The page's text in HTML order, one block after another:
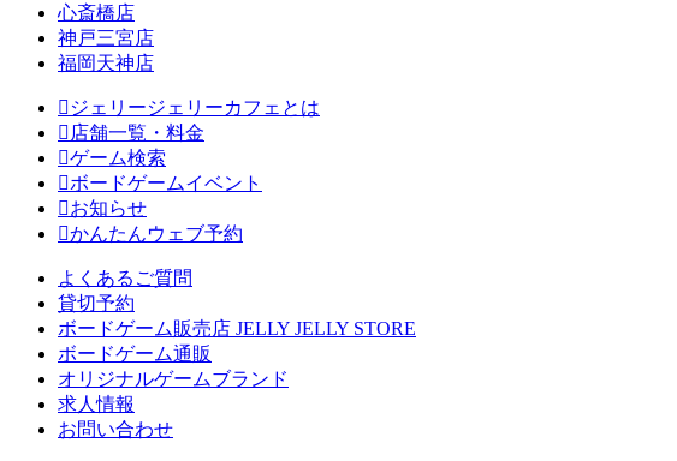
心斎橋店
神戸三宮店
福岡天神店
ジェリージェリーカフェとは
店舗一覧・料金
ゲーム検索
ボードゲームイベント
お知らせ
かんたんウェブ予約
よくあるご質問
貸切予約
ボードゲーム販売店 JELLY JELLY STORE
ボードゲーム通販
オリジナルゲームブランド
求人情報
お問い合わせ